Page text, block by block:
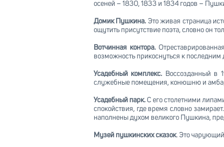
осеней – 1830, 1833 и 1834 годов –
Домик Пушкина. Это живая страница
ощутить присутствие поэта, словно он
Вотчинная контора.
возможность прикоснуться к последним
Усадебный комплекс. Воссозданный в
служебные помещения, конюшню и амбар
Усадебный парк. С его столетними
спокойствия, где время словно
наполнены духом великого Пушкина,
Музей пушкинских сказок. Это